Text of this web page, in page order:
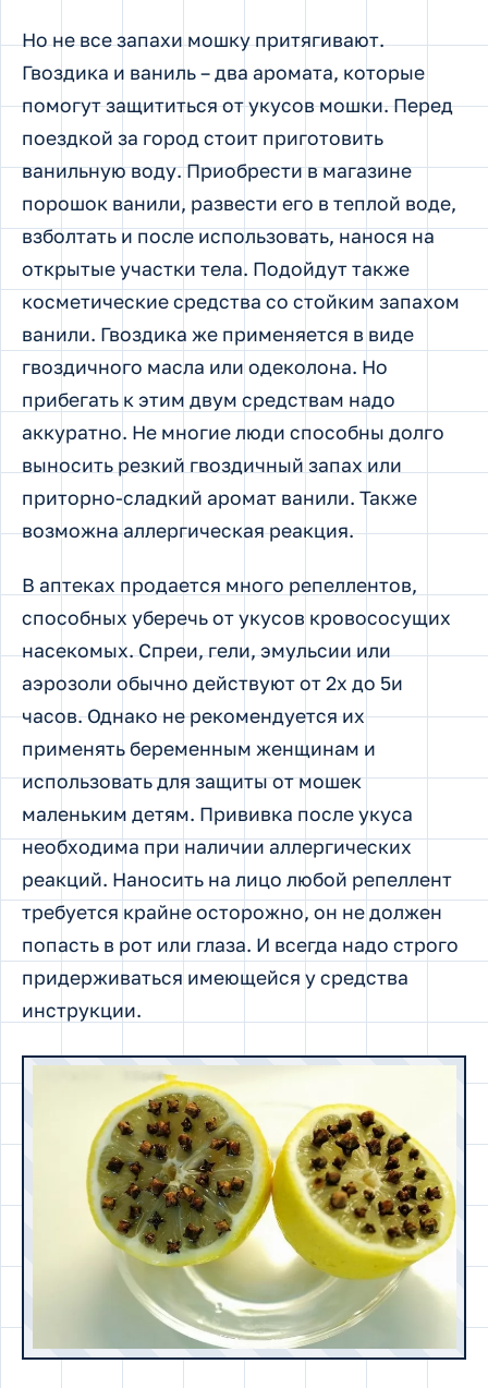
Но не все запахи мошку притягивают.
Гвоздика и ваниль – два аромата, которые
помогут защититься от укусов мошки. Перед
поездкой за город стоит приготовить
ванильную воду. Приобрести в магазине
порошок ванили, развести его в теплой воде,
взболтать и после использовать, нанося на
открытые участки тела. Подойдут также
косметические средства со стойким запахом
ванили. Гвоздика же применяется в виде
гвоздичного масла или одеколона. Но
прибегать к этим двум средствам надо
аккуратно. Не многие люди способны долго
выносить резкий гвоздичный запах или
приторно-сладкий аромат ванили. Также
возможна аллергическая реакция.
В аптеках продается много репеллентов,
способных уберечь от укусов кровососущих
насекомых. Спреи, гели, эмульсии или
аэрозоли обычно действуют от 2х до 5и
часов. Однако не рекомендуется их
применять беременным женщинам и
использовать для защиты от мошек
маленьким детям. Прививка после укуса
необходима при наличии аллергических
реакций. Наносить на лицо любой репеллент
требуется крайне осторожно, он не должен
попасть в рот или глаза. И всегда надо строго
придерживаться имеющейся у средства
инструкции.